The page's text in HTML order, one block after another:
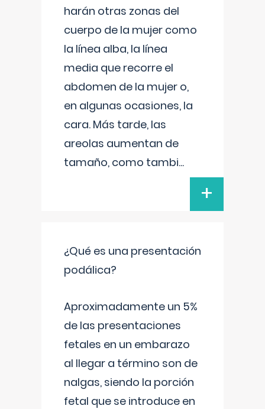
harán otras zonas del
cuerpo de la mujer como
la línea alba, la línea
media que recorre el
abdomen de la mujer o,
en algunas ocasiones, la
cara. Más tarde, las
areolas aumentan de
tamaño, como tambi...
+
¿Qué es una presentación
podálica?
Aproximadamente un 5%
de las presentaciones
fetales en un embarazo
al llegar a término son de
nalgas, siendo la porción
fetal que se introduce en